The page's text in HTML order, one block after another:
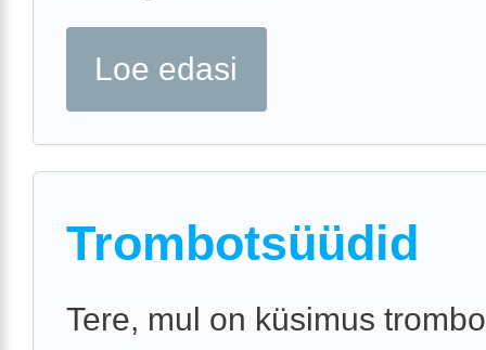
Loe edasi
Trombotsüüdid
Tere, mul on küsimus